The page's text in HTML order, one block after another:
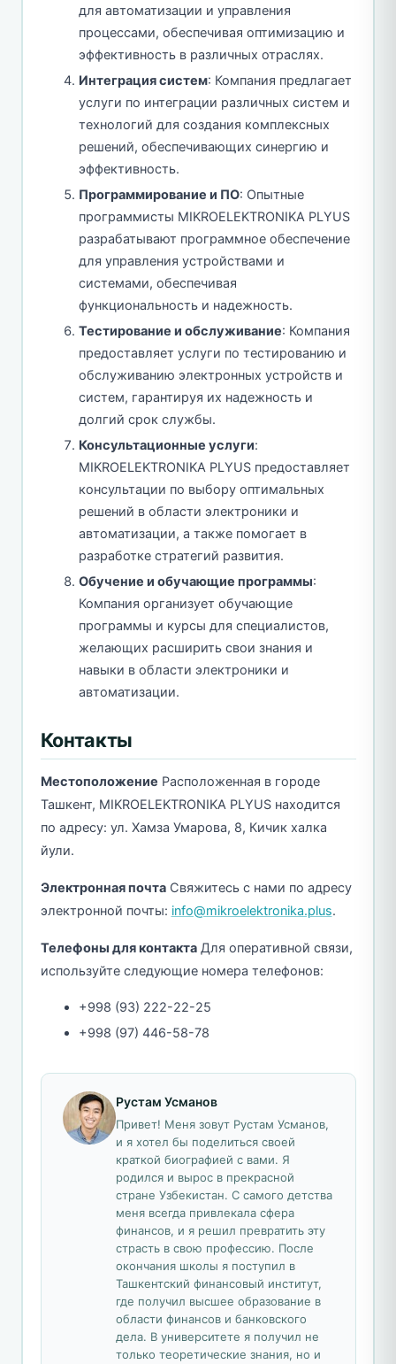
для автоматизации и управления
процессами, обеспечивая оптимизацию и
эффективность в различных отраслях.
Интеграция систем: Компания предлагает
услуги по интеграции различных систем и
технологий для создания комплексных
решений, обеспечивающих синергию и
эффективность.
Программирование и ПО: Опытные
программисты MIKROELEKTRONIKA PLYUS
разрабатывают программное обеспечение
для управления устройствами и
системами, обеспечивая
функциональность и надежность.
Тестирование и обслуживание: Компания
предоставляет услуги по тестированию и
обслуживанию электронных устройств и
систем, гарантируя их надежность и
долгий срок службы.
Консультационные услуги:
MIKROELEKTRONIKA PLYUS предоставляет
консультации по выбору оптимальных
решений в области электроники и
автоматизации, а также помогает в
разработке стратегий развития.
Обучение и обучающие программы:
Компания организует обучающие
программы и курсы для специалистов,
желающих расширить свои знания и
навыки в области электроники и
автоматизации.
Контакты
Местоположение Расположенная в городе
Ташкент, MIKROELEKTRONIKA PLYUS находится
по адресу: ул. Хамза Умарова, 8, Кичик халка
йули.
Электронная почтаСвяжитесь с нами по адресу
электронной почты: info@mikroelektronika.plus.
Телефоны для контактаДля оперативной связи,
используйте следующие номера телефонов:
+998 (93) 222-22-25
+998 (97) 446-58-78
Рустам Усманов
Привет! Меня зовут Рустам Усманов,
и я хотел бы поделиться своей
краткой биографией с вами. Я
родился и вырос в прекрасной
стране Узбекистан. С самого детства
меня всегда привлекала сфера
финансов, и я решил превратить эту
страсть в свою профессию. После
окончания школы я поступил в
Ташкентский финансовый институт,
где получил высшее образование в
области финансов и банковского
дела. В университете я получил не
только теоретические знания, но и